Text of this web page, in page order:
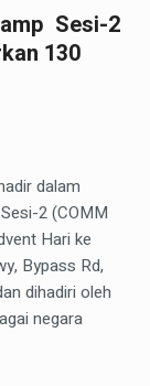
Sesi-2
130
dalam
2 (COMM
Hari ke
Bypass Rd,
dihadiri oleh
negara